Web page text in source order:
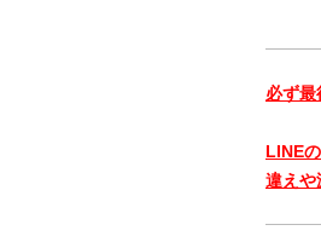
必ず
LINE
違えや